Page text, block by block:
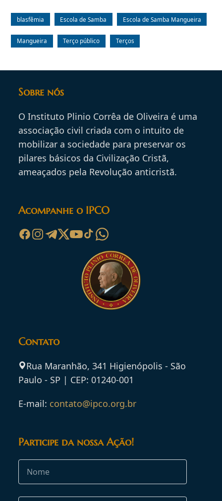
blasfêmia Escola de Samba Escola de Samba Mangueira
Mangueira Terço público Terços
Sobre nós
O Instituto Plinio Corrêa de Oliveira é uma
associação civil criada com o intuito de
mobilizar a sociedade para preservar os
pilares básicos da Civilização Cristã,
ameaçados pela Revolução anticristã.
Acompanhe o IPCO
Contato
Rua Maranhão, 341 Higienópolis - São
Paulo - SP | CEP: 01240-001
E-mail: contato@ipco.org.br
Participe da nossa Ação!